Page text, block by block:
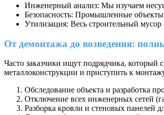
Инженерный анализ: Мы изучаем
Безопасность: Промышленные
Утилизация: Весь строительный мусор
От демонтажа до возведения:
Часто заказчики ищут подрядчика, который
металлоконструкции и приступить к
Обследование объекта и разработка
Отключение всех инженерных сетей
Разборка кровли и стеновых панелей